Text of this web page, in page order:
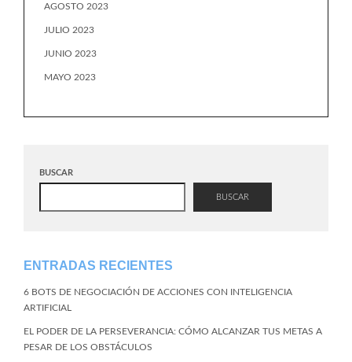
AGOSTO 2023
JULIO 2023
JUNIO 2023
MAYO 2023
BUSCAR
BUSCAR
ENTRADAS RECIENTES
6 BOTS DE NEGOCIACIÓN DE ACCIONES CON INTELIGENCIA
ARTIFICIAL
EL PODER DE LA PERSEVERANCIA: CÓMO ALCANZAR TUS METAS A
PESAR DE LOS OBSTÁCULOS